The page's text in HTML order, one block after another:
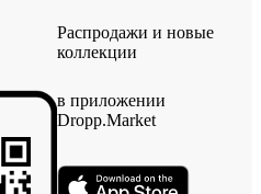
Распродажи и новые
коллекции
в приложении
Dropp.Market